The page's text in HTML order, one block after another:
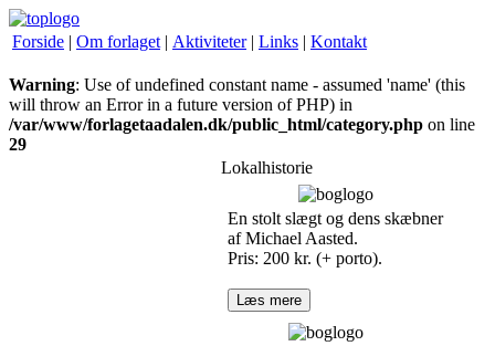
Forside | Om forlaget | Aktiviteter | Links | Kontakt
Warning: Use of undefined constant name - assumed 'name' (this
will throw an Error in a future version of PHP) in
/var/www/forlagetaadalen.dk/public_html/category.php on line
29
Lokalhistorie
En stolt slægt og dens skæbner
af Michael Aasted.
Pris: 200 kr. (+ porto).
Læs mere